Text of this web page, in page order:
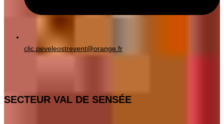
clic.peveleostrevent@orange.fr
SECTEUR VAL DE SENSÉE